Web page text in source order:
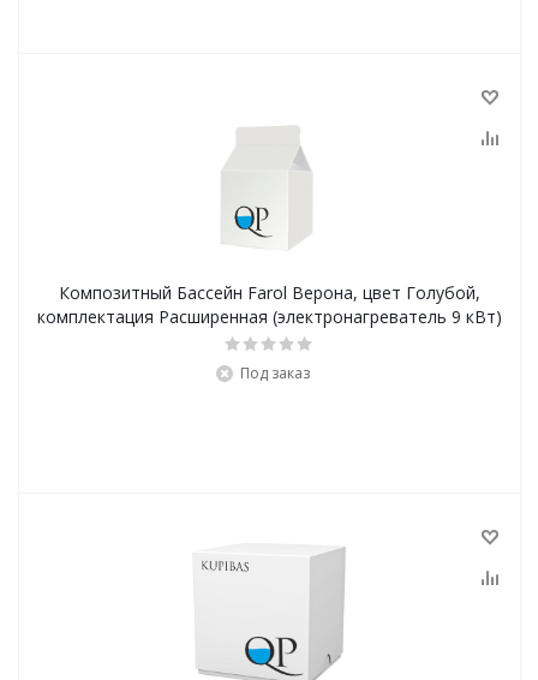
Композитный Бассейн Farol Верона, цвет Голубой,
комплектация Расширенная (электронагреватель 9 кВт)
Под заказ